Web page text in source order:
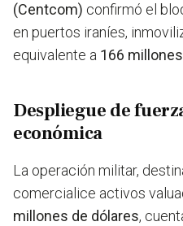
(Centcom) confirmó el
en puertos iraníes,
equivalente a 166
Despliegue de
económica
La operación militar,
comercialice activos
millones de dólares,